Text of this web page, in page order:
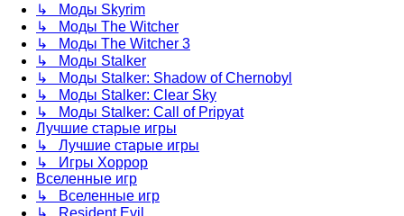
↳ Моды Skyrim
↳ Моды The Witcher
↳ Моды The Witcher 3
↳ Моды Stalker
↳ Моды Stalker: Shadow of Chernobyl
↳ Моды Stalker: Clear Sky
↳ Моды Stalker: Call of Pripyat
Лучшие старые игры
↳ Лучшие старые игры
↳ Игры Хоррор
Вселенные игр
↳ Вселенные игр